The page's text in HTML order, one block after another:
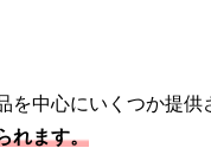
中心にいくつか提供
れます。